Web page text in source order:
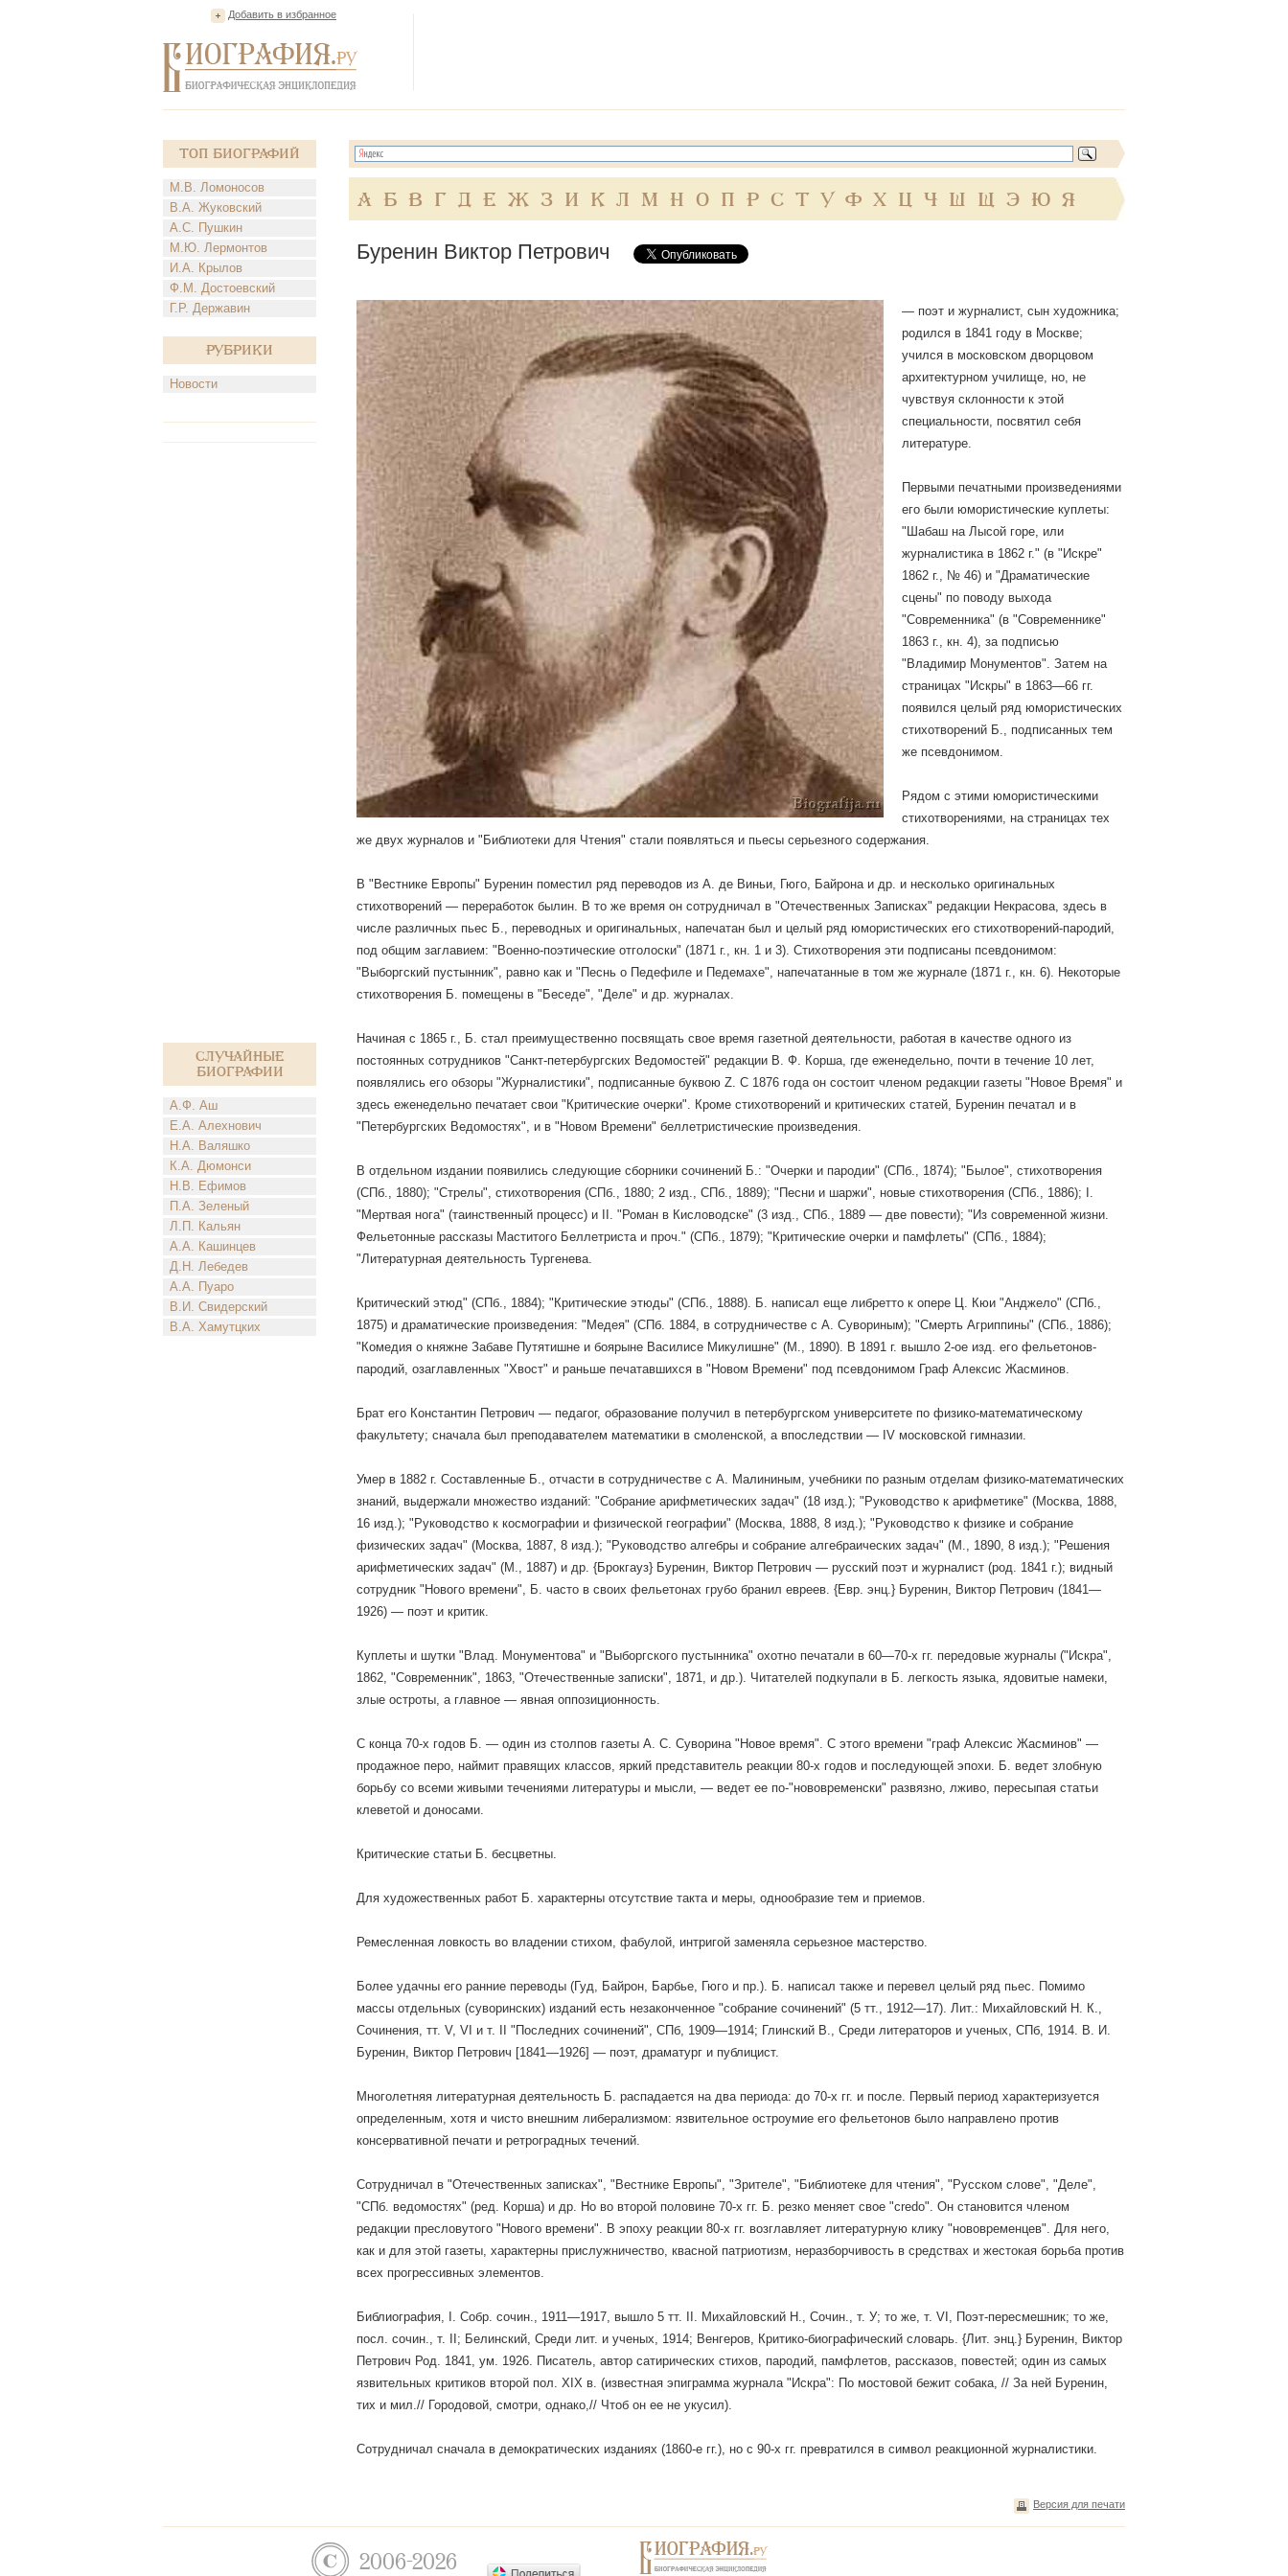
Добавить в избранное
Топ Биографий
М.В. Ломоносов
В.А. Жуковский
А.С. Пушкин
М.Ю. Лермонтов
И.А. Крылов
Ф.М. Достоевский
Г.Р. Державин
Рубрики
Новости
Случайные
биографии
А.Ф. Аш
Е.А. Алехнович
Н.А. Валяшко
К.А. Дюмонси
Н.В. Ефимов
П.А. Зеленый
Л.П. Кальян
А.А. Кашинцев
Д.Н. Лебедев
А.А. Пуаро
В.И. Свидерский
В.А. Хамутцких
А Б В Г Д Е Ж З И К Л М Н О П Р С Т У Ф Х Ц Ч Ш Щ Э Ю Я
Буренин Виктор Петрович
— поэт и журналист, сын художника;
родился в 1841 году в Москве;
учился в московском дворцовом
архитектурном училище, но, не
чувствуя склонности к этой
специальности, посвятил себя
литературе.
Первыми печатными произведениями
его были юмористические куплеты:
"Шабаш на Лысой горе, или
журналистика в 1862 г." (в "Искре"
1862 г., № 46) и "Драматические
сцены" по поводу выхода
"Современника" (в "Современнике"
1863 г., кн. 4), за подписью
"Владимир Монументов". Затем на
страницах "Искры" в 1863—66 гг.
появился целый ряд юмористических
стихотворений Б., подписанных тем
же псевдонимом.
Рядом с этими юмористическими
стихотворениями, на страницах тех
же двух журналов и "Библиотеки для Чтения" стали появляться и пьесы серьезного содержания.
В "Вестнике Европы" Буренин поместил ряд переводов из А. де Виньи, Гюго, Байрона и др. и несколько оригинальных
стихотворений — переработок былин. В то же время он сотрудничал в "Отечественных Записках" редакции Некрасова, здесь в
числе различных пьес Б., переводных и оригинальных, напечатан был и целый ряд юмористических его стихотворений-пародий,
под общим заглавием: "Военно-поэтические отголоски" (1871 г., кн. 1 и 3). Стихотворения эти подписаны псевдонимом:
"Выборгский пустынник", равно как и "Песнь о Педефиле и Педемахе", напечатанные в том же журнале (1871 г., кн. 6). Некоторые
стихотворения Б. помещены в "Беседе", "Деле" и др. журналах.
Начиная с 1865 г., Б. стал преимущественно посвящать свое время газетной деятельности, работая в качестве одного из
постоянных сотрудников "Санкт-петербургских Ведомостей" редакции В. Ф. Корша, где еженедельно, почти в течение 10 лет,
появлялись его обзоры "Журналистики", подписанные буквою Z. С 1876 года он состоит членом редакции газеты "Новое Время" и
здесь еженедельно печатает свои "Критические очерки". Кроме стихотворений и критических статей, Буренин печатал и в
"Петербургских Ведомостях", и в "Новом Времени" беллетристические произведения.
В отдельном издании появились следующие сборники сочинений Б.: "Очерки и пародии" (СПб., 1874); "Былое", стихотворения
(СПб., 1880); "Стрелы", стихотворения (СПб., 1880; 2 изд., СПб., 1889); "Песни и шаржи", новые стихотворения (СПб., 1886); I.
"Мертвая нога" (таинственный процесс) и II. "Роман в Кисловодске" (3 изд., СПб., 1889 — две повести); "Из современной жизни.
Фельетонные рассказы Маститого Беллетриста и проч." (СПб., 1879); "Критические очерки и памфлеты" (СПб., 1884);
"Литературная деятельность Тургенева.
Критический этюд" (СПб., 1884); "Критические этюды" (СПб., 1888). Б. написал еще либретто к опере Ц. Кюи "Анджело" (СПб.,
1875) и драматические произведения: "Медея" (СПб. 1884, в сотрудничестве с А. Сувориным); "Смерть Агриппины" (СПб., 1886);
"Комедия о княжне Забаве Путятишне и боярыне Василисе Микулишне" (М., 1890). В 1891 г. вышло 2-ое изд. его фельетонов-
пародий, озаглавленных "Хвост" и раньше печатавшихся в "Новом Времени" под псевдонимом Граф Алексис Жасминов.
Брат его Константин Петрович — педагог, образование получил в петербургском университете по физико-математическому
факультету; сначала был преподавателем математики в смоленской, а впоследствии — IV московской гимназии.
Умер в 1882 г. Составленные Б., отчасти в сотрудничестве с A. Малининым, учебники по разным отделам физико-математических
знаний, выдержали множество изданий: "Собрание арифметических задач" (18 изд.); "Руководство к арифметике" (Москва, 1888,
16 изд.); "Руководство к космографии и физической географии" (Москва, 1888, 8 изд.); "Руководство к физике и собрание
физических задач" (Москва, 1887, 8 изд.); "Руководство алгебры и собрание алгебраических задач" (М., 1890, 8 изд.); "Решения
арифметических задач" (М., 1887) и др. {Брокгауз} Буренин, Виктор Петрович — русский поэт и журналист (род. 1841 г.); видный
сотрудник "Нового времени", Б. часто в своих фельетонах грубо бранил евреев. {Евр. энц.} Буренин, Виктор Петрович (1841—
1926) — поэт и критик.
Куплеты и шутки "Влад. Монументова" и "Выборгского пустынника" охотно печатали в 60—70-х гг. передовые журналы ("Искра",
1862, "Современник", 1863, "Отечественные записки", 1871, и др.). Читателей подкупали в Б. легкость языка, ядовитые намеки,
злые остроты, а главное — явная оппозиционность.
С конца 70-х годов Б. — один из столпов газеты А. С. Суворина "Новое время". С этого времени "граф Алексис Жасминов" —
продажное перо, наймит правящих классов, яркий представитель реакции 80-х годов и последующей эпохи. Б. ведет злобную
борьбу со всеми живыми течениями литературы и мысли, — ведет ее по-"нововременски" развязно, лживо, пересыпая статьи
клеветой и доносами.
Критические статьи Б. бесцветны.
Для художественных работ Б. характерны отсутствие такта и меры, однообразие тем и приемов.
Ремесленная ловкость во владении стихом, фабулой, интригой заменяла серьезное мастерство.
Более удачны его ранние переводы (Гуд, Байрон, Барбье, Гюго и пр.). Б. написал также и перевел целый ряд пьес. Помимо
массы отдельных (суворинских) изданий есть незаконченное "собрание сочинений" (5 тт., 1912—17). Лит.: Михайловский Н. К.,
Сочинения, тт. V, VI и т. II "Последних сочинений", СПб, 1909—1914; Глинский В., Среди литераторов и ученых, СПб, 1914. В. И.
Буренин, Виктор Петрович [1841—1926] — поэт, драматург и публицист.
Многолетняя литературная деятельность Б. распадается на два периода: до 70-х гг. и после. Первый период характеризуется
определенным, хотя и чисто внешним либерализмом: язвительное остроумие его фельетонов было направлено против
консервативной печати и ретроградных течений.
Сотрудничал в "Отечественных записках", "Вестнике Европы", "Зрителе", "Библиотеке для чтения", "Русском слове", "Деле",
"СПб. ведомостях" (ред. Коpша) и др. Но во второй половине 70-х гг. Б. резко меняет свое "credo". Он становится членом
редакции пресловутого "Нового времени". В эпоху реакции 80-х гг. возглавляет литературную клику "нововременцев". Для него,
как и для этой газеты, характерны прислужничество, квасной патриотизм, неразборчивость в средствах и жестокая борьба против
всех прогрессивных элементов.
Библиография, I. Собр. сочин., 1911—1917, вышло 5 тт. II. Михайловский Н., Сочин., т. У; то же, т. VI, Поэт-пересмешник; то же,
посл. сочин., т. II; Белинский, Среди лит. и ученых, 1914; Венгеров, Критико-биографический словарь. {Лит. энц.} Буренин, Виктор
Петрович Род. 1841, ум. 1926. Писатель, автор сатирических стихов, пародий, памфлетов, рассказов, повестей; один из самых
язвительных критиков второй пол. XIX в. (известная эпиграмма журнала "Искра": По мостовой бежит собака, // За ней Буренин,
тих и мил.// Городовой, смотри, однако,// Чтоб он ее не укусил).
Сотрудничал сначала в демократических изданиях (1860-е гг.), но с 90-х гг. превратился в символ реакционной журналистики.
Версия для печати
2006-2026